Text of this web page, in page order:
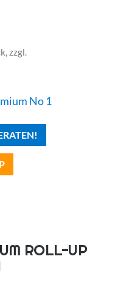
zzgl.
No 1
ROLL-UP